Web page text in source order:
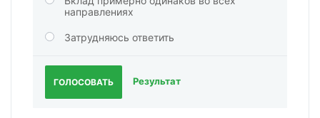
направлениях
Затрудняюсь ответить
ГОЛОСОВАТЬ Результат